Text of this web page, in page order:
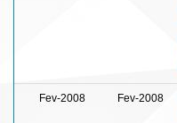
Fev-2008 Fev-2008